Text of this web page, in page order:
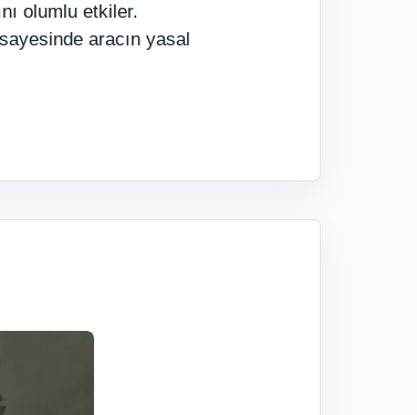
olumlu etkiler.
aracın yasal